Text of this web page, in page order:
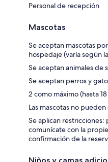
Personal de recepción
Mascotas
Se aceptan mascotas
hospedaje (varía según
Se aceptan animales de
Se aceptan perros y
2 como máximo (hasta
Las mascotas no
Se aplican restricciones:
comunícate con la
confirmación de la
Niños y camas